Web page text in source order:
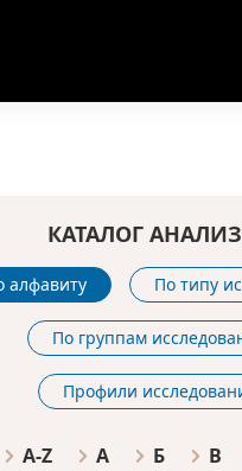
КАТАЛОГ
алфавиту По типу
По группам
Профили
A-Z А Б В